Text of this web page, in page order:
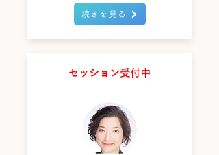
続きを見る
セッション受付中